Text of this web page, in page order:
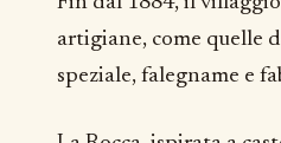
artigiane, come quelle
speziale, falegname e